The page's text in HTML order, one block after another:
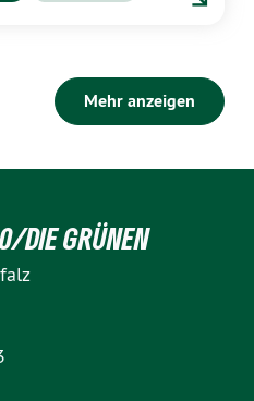
Mehr anzeigen
DIE GRÜNEN